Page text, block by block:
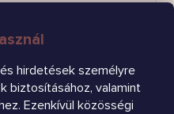
hirdetések személyre
biztosításához, valamint
Ezenkívül közösségi